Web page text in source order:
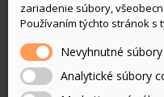
Váš
zariadenie súbory,
Používaním týchto stránok s
Nevyhnutné
Analytické súbory